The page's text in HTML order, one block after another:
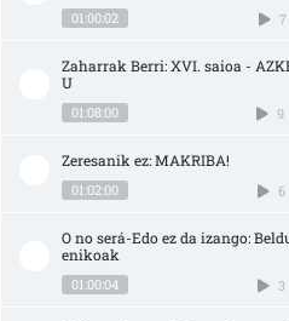
01:00:02 7
Zaharrak Berri: XVI. saioa -
U
01:08:00 9
Zeresanik ez: MAKRIBA!
01:02:00 6
O no será-Edo ez da izango:
enikoak
01:00:04 3